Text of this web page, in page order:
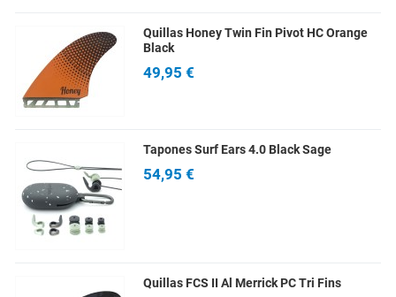
Quillas Honey Twin Fin Pivot HC Orange
Black
49,95 €
Tapones Surf Ears 4.0 Black Sage
54,95 €
Quillas FCS II Al Merrick PC Tri Fins